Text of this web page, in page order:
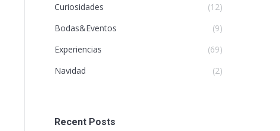
Curiosidades
(12)
Bodas&Eventos
(9)
Experiencias
(69)
Navidad
(2)
Recent Posts